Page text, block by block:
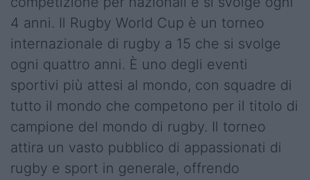
4 anni. Il Rugby World Cup è un torneo
internazionale di rugby a 15 che si svolge
ogni quattro anni. È uno degli eventi
sportivi più attesi al mondo, con squadre di
tutto il mondo che competono per il titolo di
campione del mondo di rugby. Il torneo
attira un vasto pubblico di appassionati di
rugby e sport in generale, offrendo